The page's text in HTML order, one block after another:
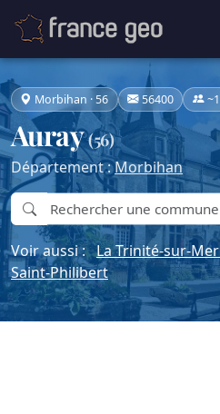
Morbihan · 56 56400
Auray(56)
Département :Morbihan
Voir aussi :La Trinité-sur-
Saint-Philibert